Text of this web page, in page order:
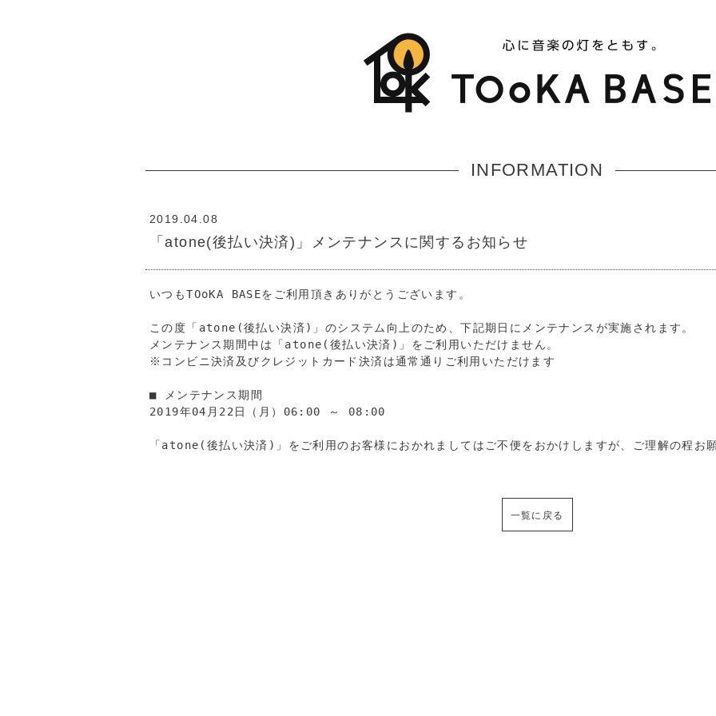
INFORMATION
2019.04.08
「atone(後払い決済)」メンテナンスに関するお知らせ
いつもTOoKA BASEをご利用頂きありがとうございます。
この度「atone(後払い決済)」のシステム向上のため、下記期日にメンテナンスが実施されます。
メンテナンス期間中は「atone(後払い決済)」をご利用いただけません。
※コンビニ決済及びクレジットカード決済は通常通りご利用いただけます
■ メンテナンス期間
2019年04月22日（月）06:00 ～ 08:00
「atone(後払い決済)」をご利用のお客様におかれましてはご不便をおかけしますが、ご理解の程お
一覧に戻る